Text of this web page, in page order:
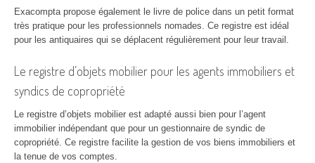
Exacompta propose également le livre de police dans un petit format
très pratique pour les professionnels nomades. Ce registre est idéal
pour les antiquaires qui se déplacent régulièrement pour leur travail.
Le registre d’objets mobilier pour les agents immobiliers et
syndics de copropriété
Le registre d’objets mobilier est adapté aussi bien pour l’agent
immobilier indépendant que pour un gestionnaire de syndic de
copropriété. Ce registre facilite la gestion de vos biens immobiliers et
la tenue de vos comptes.